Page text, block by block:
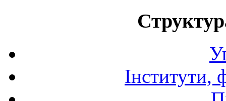
Інститути,